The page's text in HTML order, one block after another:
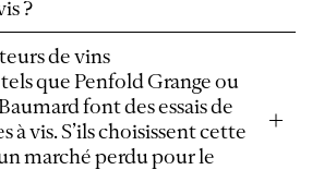
?
de vins
que Penfold Grange ou
font des essais de
à vis. S’ils choisissent cette
marché perdu pour le